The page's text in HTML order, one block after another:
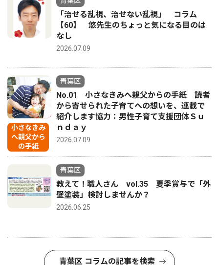
「治せる乱視、治せない乱視」 コラム
【60】 悠先生のちょっと気になる目のは
なし
2026.07.09
小さなきみ
へ親父から
の手紙
青葉区
No.01 小さなきみへ親父からの手紙 読者
から寄せられた子育てへの想いを、連載で
紹介します協力：男性子育て支援団体Ｓｕ
ｎｄａｙ
2026.07.09
青葉区
教えて！職人さん vol.35 夏季賞与で「外
壁塗装」検討しませんか？
2026.06.25
青葉区 コラムの記事を検索